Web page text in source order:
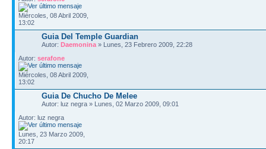
Miércoles, 08 Abril 2009,
13:02
Guia Del Temple Guardian
Autor: Daemonina » Lunes, 23 Febrero 2009, 22:28
Autor: serafone
Miércoles, 08 Abril 2009,
13:02
Guia De Chucho De Melee
Autor: luz negra » Lunes, 02 Marzo 2009, 09:01
Autor: luz negra
Lunes, 23 Marzo 2009,
20:17